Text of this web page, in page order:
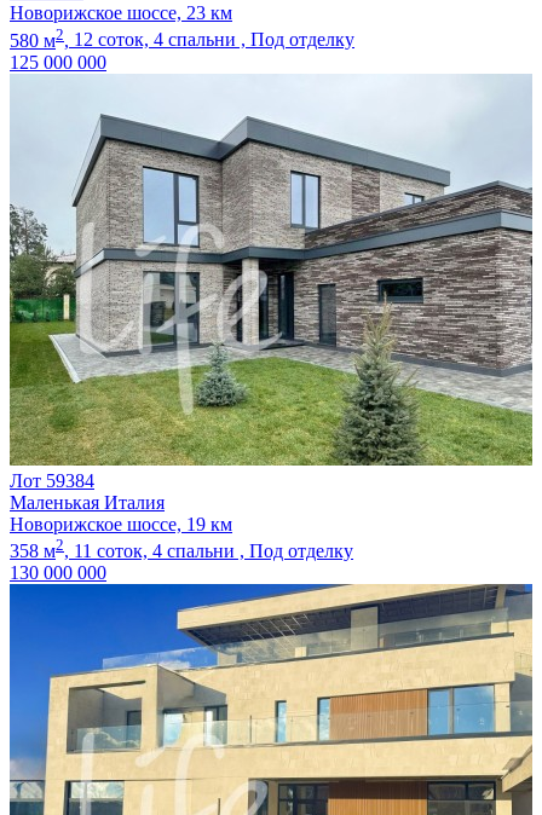
Новорижское шоссе, 23 км
580 м2, 12 соток, 4 спальни , Под отделку
125 000 000
Лот 59384
Маленькая Италия
Новорижское шоссе, 19 км
358 м2, 11 соток, 4 спальни , Под отделку
130 000 000